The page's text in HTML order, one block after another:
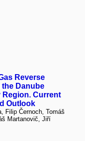
Reverse
the Danube
Region. Current
Outlook
Filip Černoch, Tomáš
Martanovič, Jiří